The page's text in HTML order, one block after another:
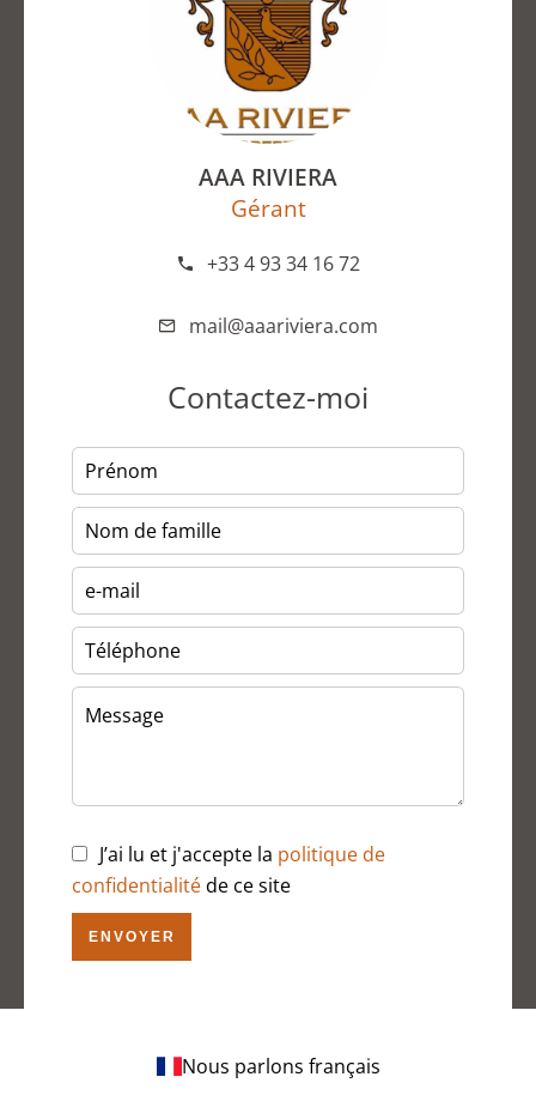
AAA RIVIERA
Gérant
+33 4 93 34 16 72
mail@aaariviera.com
Contactez-moi
J’ai lu et j'accepte la politique de
confidentialitéde ce site
ENVOYER
Nous parlons français